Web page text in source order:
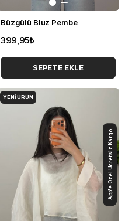
Büzgülü Bluz Pembe
399,95₺
SEPETE EKLE
YENI ÜRÜN
App'e Özel Ücretsiz Kargo